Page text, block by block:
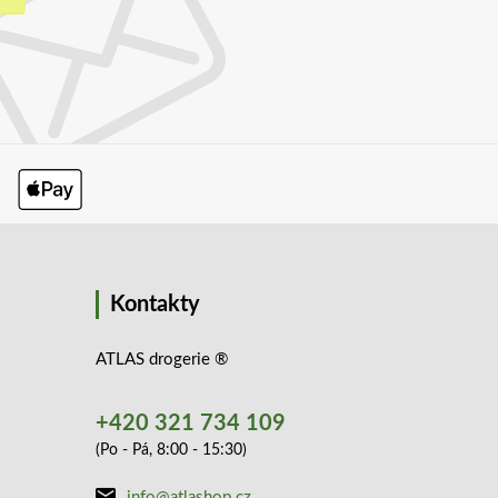
Kontakty
ATLAS drogerie ®
+420 321 734 109
(Po - Pá, 8:00 - 15:30)